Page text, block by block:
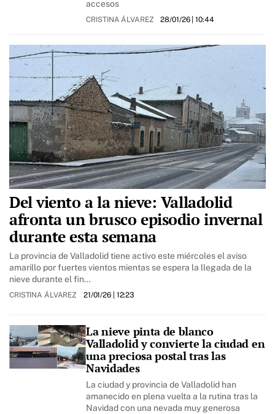
accesos
CRISTINA ÁLVAREZ 28/01/26| 10:44
Del viento a la nieve: Valladolid
afronta un brusco episodio invernal
durante esta semana
La provincia de Valladolid tiene activo este miércoles el aviso
amarillo por fuertes vientos mientas se espera la llegada de la
nieve durante el fin…
CRISTINA ÁLVAREZ 21/01/26 | 12:23
La nieve pinta de blanco
Valladolid y convierte la ciudad en
una preciosa postal tras las
Navidades
La ciudad y provincia de Valladolid han
amanecido en plena vuelta a la rutina tras la
Navidad con una nevada muy generosa